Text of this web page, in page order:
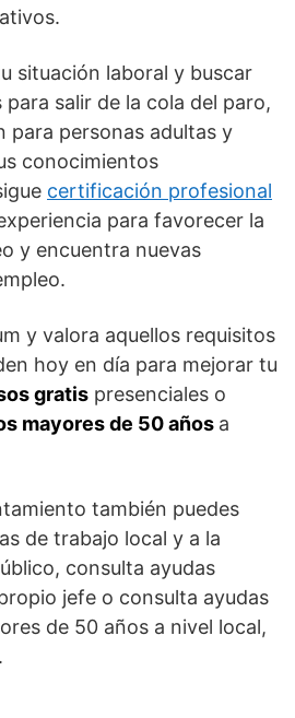
situación laboral y buscar
salir de la cola del paro,
para personas adultas y
conocimientos
certificación profesional
para favorecer la
y encuentra nuevas
y valora aquellos requisitos
hoy en día para mejorar tu
gratis presenciales o
mayores de 50 años a
también puedes
de trabajo local y a la
consulta ayudas
jefe o consulta ayudas
de 50 años a nivel local,